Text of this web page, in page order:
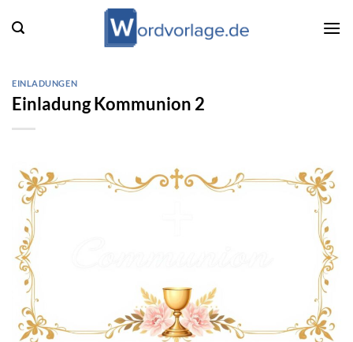
Inhalt
EINLADUNGEN
Einladung Kommunion 2